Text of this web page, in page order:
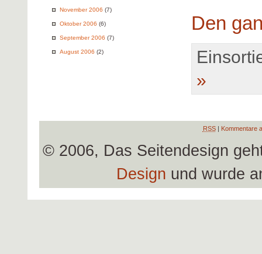
November 2006 (7)
Oktober 2006 (6)
September 2006 (7)
August 2006 (2)
Den
»
RSS| Kommentare
© 2006, Das Seitendesign
Design und wurde